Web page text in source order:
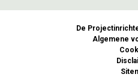
De
Algemene